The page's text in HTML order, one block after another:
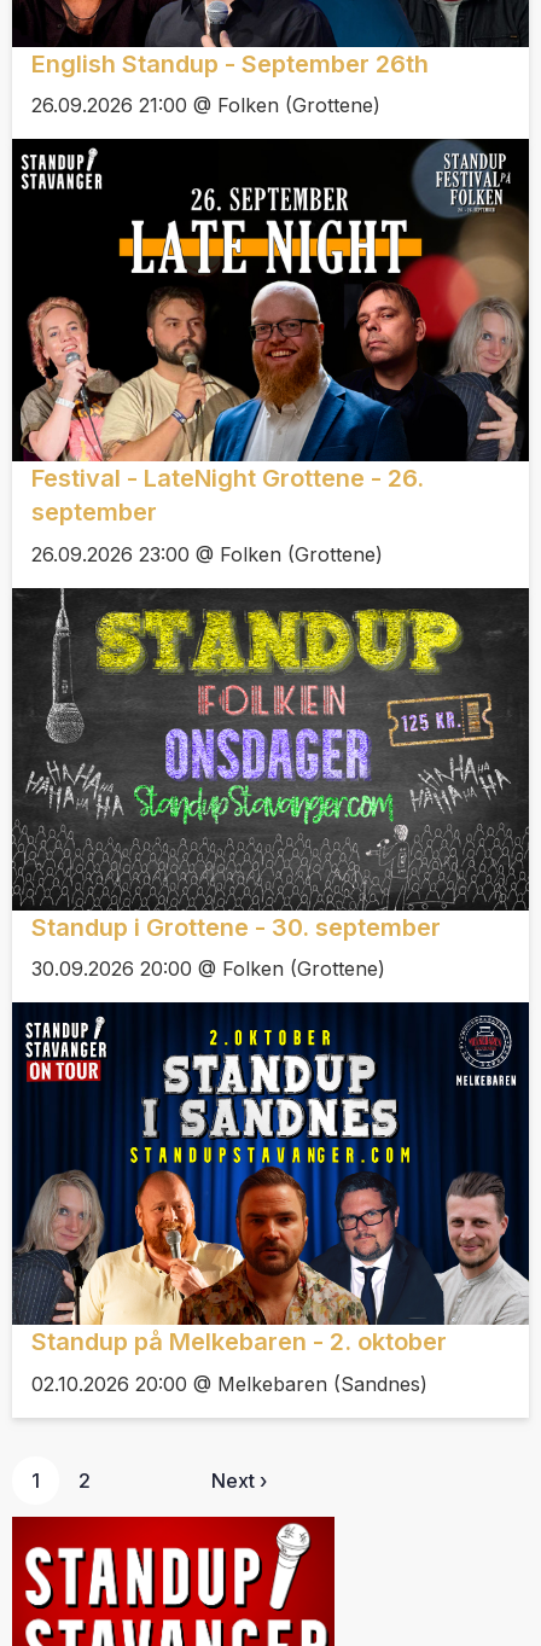
English Standup - September 26th
26.09.2026 21:00 @ Folken (Grottene)
Festival - LateNight Grottene - 26.
september
26.09.2026 23:00 @ Folken (Grottene)
Standup i Grottene - 30. september
30.09.2026 20:00 @ Folken (Grottene)
Standup på Melkebaren - 2. oktober
02.10.2026 20:00 @ Melkebaren (Sandnes)
1 2 Next ›